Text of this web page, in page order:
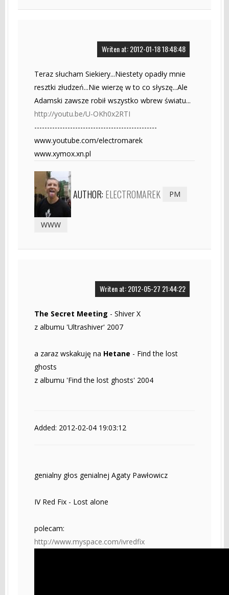
Writen at: 2012-01-18 18:48:48
Teraz słucham Siekiery...Niestety opadły mnie
resztki złudzeń...Nie wierzę w to co słyszę...Ale
Adamski zawsze robił wszystko wbrew światu...
http://youtu.be/U-OKh0x2RTI
------------------------------------------------
www.youtube.com/electromarek
www.xymox.xn.pl
AUTHOR: ELECTROMAREK PM
WWW
Writen at: 2012-05-27 21:44:22
The Secret Meeting - Shiver X
z albumu 'Ultrashiver' 2007
a zaraz wskakuję na Hetane - Find the lost
ghosts
z albumu 'Find the lost ghosts' 2004
Added: 2012-02-04 19:03:12
genialny głos genialnej Agaty Pawłowicz
IV Red Fix - Lost alone
polecam:
http://www.myspace.com/ivredfix